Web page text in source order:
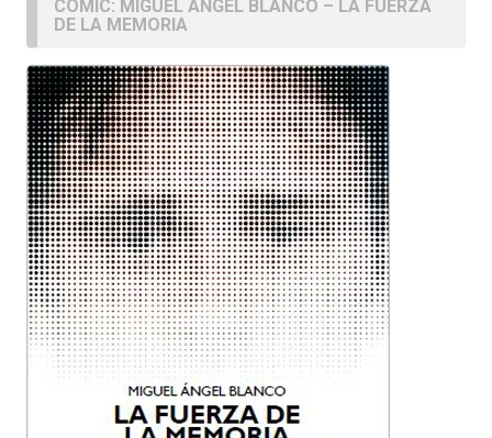
COMIC: MIGUEL ÁNGEL BLANCO – LA FUERZA
DE LA MEMORIA